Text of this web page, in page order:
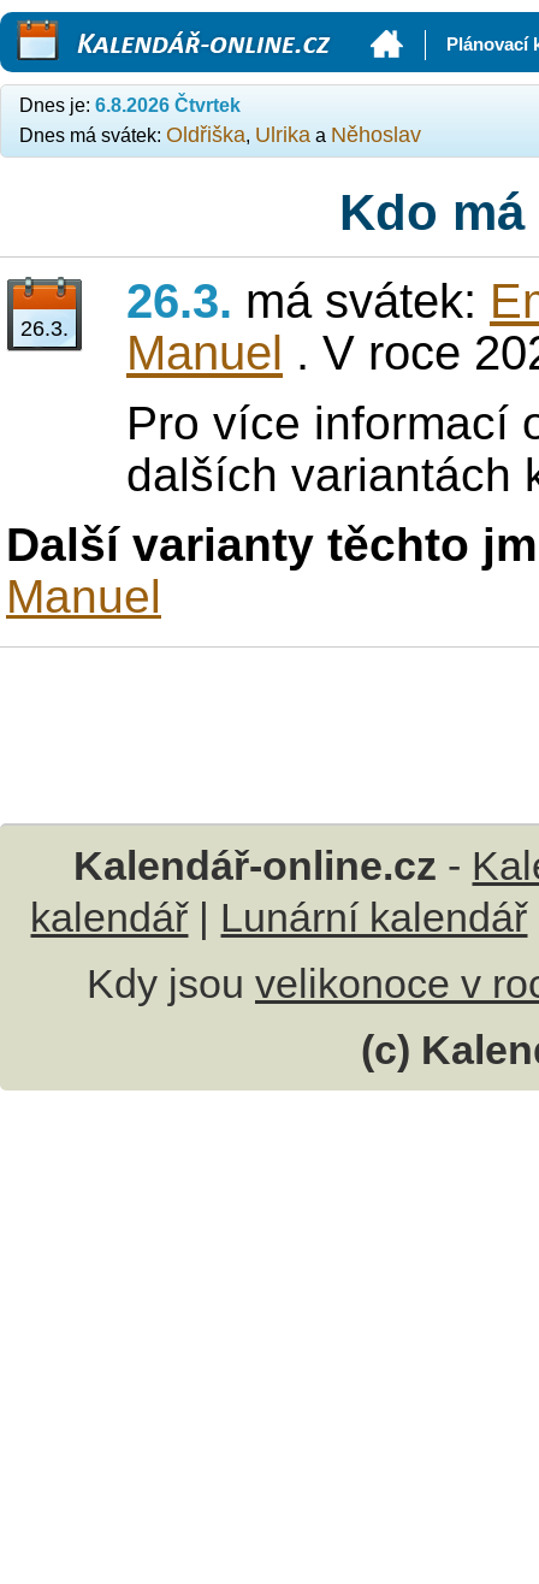
Kalendář-online.cz Plánovací
Dnes je: 6.8.2026 Čtvrtek
Dnes má svátek: Oldřiška, Ulrika a Něhoslav
Kdo má
26.3.
26.3. má svátek:
Manuel . V roce
Pro více informací
dalších variantách
Další varianty těchto
Manuel
Kalendář-online.cz -
kalendář| Lunární kalendář
Kdy jsou velikonoce v
(c)